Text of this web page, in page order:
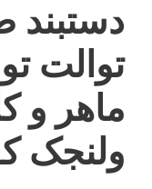
دستبند
توالت
ماهر و
ولنجک